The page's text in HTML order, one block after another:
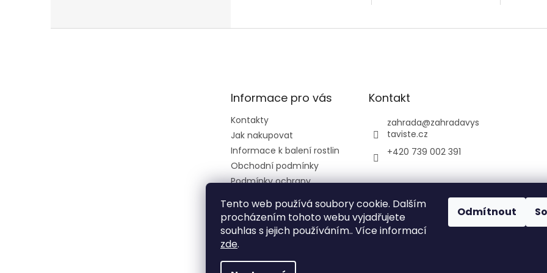
Tento web používá soubory cookie. Dalším
procházením tohoto webu vyjadřujete
souhlas s jejich používáním.. Více informací
zde.
Odmítnout
Informace pro vás
Kontakty
Jak nakupovat
Informace k balení rostlin
Obchodní podmínky
Podmínky ochrany
Ústřední kontrolní a
zkušební ústav
zemědělský
Kontakt
zahrada@zahradavys
taviste.cz
+420 739 002 391